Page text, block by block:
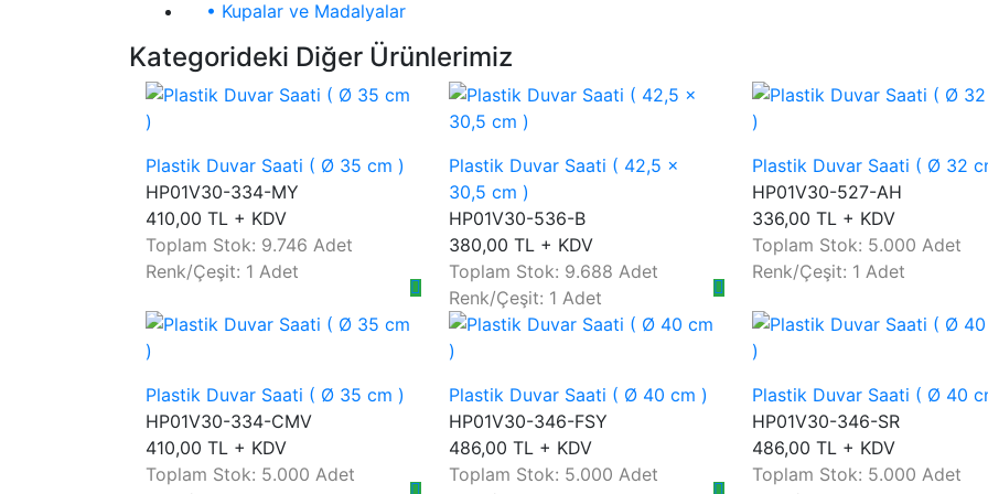
• Kupalar ve Madalyalar
Kategorideki Diğer Ürünlerimiz
Plastik Duvar Saati ( Ø 35 cm )
HP01V30-334-MY
410,00 TL + KDV
Toplam Stok: 9.746 Adet
Renk/Çeşit: 1 Adet
Plastik Duvar Saati ( 42,5 x
30,5 cm )
HP01V30-536-B
380,00 TL + KDV
Toplam Stok: 9.688 Adet
Renk/Çeşit: 1 Adet
Plastik Duvar Saati ( Ø 32
HP01V30-527-AH
336,00 TL + KDV
Toplam Stok: 5.000 Adet
Renk/Çeşit: 1 Adet
Plastik Duvar Saati ( Ø 35 cm )
HP01V30-334-CMV
410,00 TL + KDV
Toplam Stok: 5.000 Adet
Plastik Duvar Saati ( Ø 40 cm )
HP01V30-346-FSY
486,00 TL + KDV
Toplam Stok: 5.000 Adet
Plastik Duvar Saati ( Ø 40
HP01V30-346-SR
486,00 TL + KDV
Toplam Stok: 5.000 Adet